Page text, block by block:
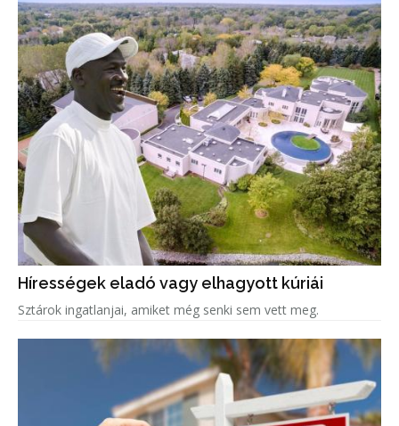
Hírességek eladó vagy elhagyott kúriái
Sztárok ingatlanjai, amiket még senki sem vett meg.